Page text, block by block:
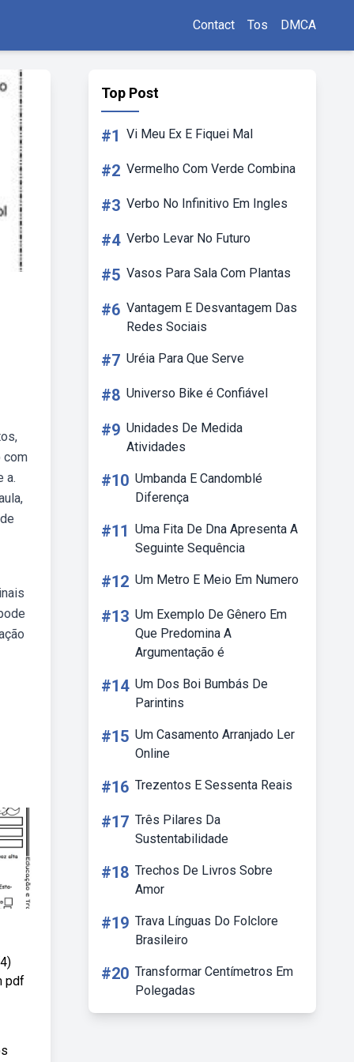
Contact Tos DMCA
com
a.
pdf
Top Post
#1 Vi Meu Ex E Fiquei Mal
#2 Vermelho Com Verde Combina
#3 Verbo No Infinitivo Em Ingles
#4 Verbo Levar No Futuro
#5 Vasos Para Sala Com Plantas
#6 Vantagem E Desvantagem Das
Redes Sociais
#7 Uréia Para Que Serve
#8 Universo Bike é Confiável
#9 Unidades De Medida
Atividades
#10 Umbanda E Candomblé
Diferença
#11 Uma Fita De Dna Apresenta A
Seguinte Sequência
#12 Um Metro E Meio Em Numero
#13 Um Exemplo De Gênero Em
Que Predomina A
Argumentação é
#14 Um Dos Boi Bumbás De
Parintins
#15 Um Casamento Arranjado Ler
Online
#16 Trezentos E Sessenta Reais
#17 Três Pilares Da
Sustentabilidade
#18 Trechos De Livros Sobre
Amor
#19 Trava Línguas Do Folclore
Brasileiro
#20 Transformar Centímetros Em
Polegadas